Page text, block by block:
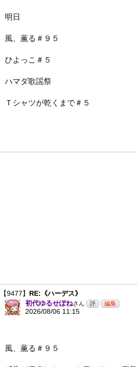
明日
風、薫る＃９５
ひよっこ＃５
ハマダ歌謡祭
Ｔシャツが乾くまで＃５
【9477】 RE:《ハーデス》
初代ゆるせぽねさん
2026/08/06 11:15
風、薫る＃９５